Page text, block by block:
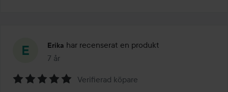
Erika har recenserat en produkt
7 år
Inlägget skapades 7 år
Verifierad köpare